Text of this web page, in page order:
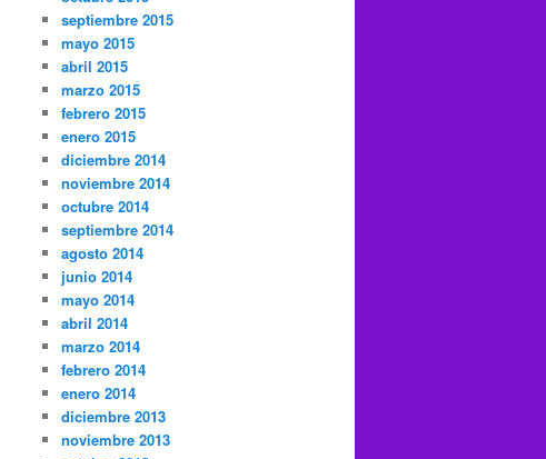
septiembre 2015
mayo 2015
abril 2015
marzo 2015
febrero 2015
enero 2015
diciembre 2014
noviembre 2014
octubre 2014
septiembre 2014
agosto 2014
junio 2014
mayo 2014
abril 2014
marzo 2014
febrero 2014
enero 2014
diciembre 2013
noviembre 2013